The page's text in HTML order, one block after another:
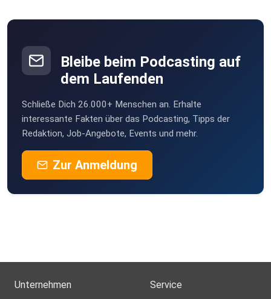
Bleibe beim Podcasting auf
dem Laufenden
Schließe Dich 26.000+ Menschen an. Erhalte
interessante Fakten über das Podcasting, Tipps der
Redaktion, Job-Angebote, Events und mehr.
Zur Anmeldung
Unternehmen Service